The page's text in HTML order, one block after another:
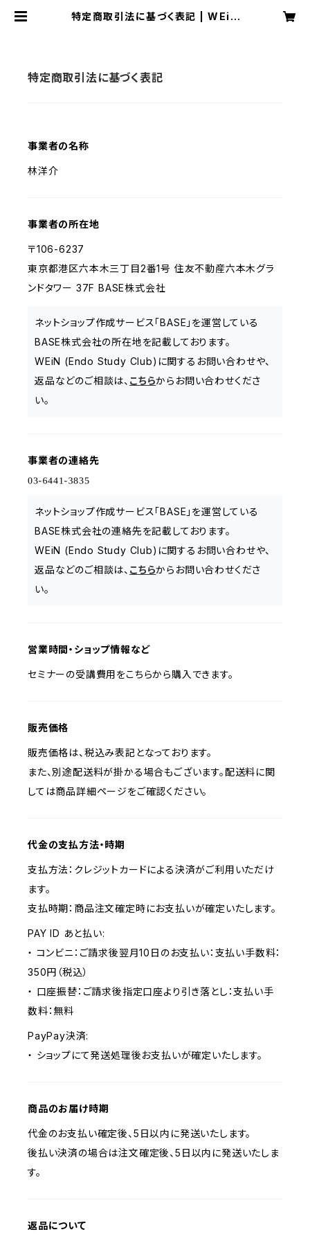
特定商取引法に基づく表記 | WEiN
特定商取引法に基づく表記
事業者の名称
林洋介
事業者の所在地
〒106-6237
東京都港区六本木三丁目2番1号 住友不動産六本木グラ
ンドタワー 37F BASE株式会社
ネットショップ作成サービス「BASE」を運営している
BASE株式会社の所在地を記載しております。
WEiN (Endo Study Club)に関するお問い合わせや、
返品などのご相談は、 こちらからお問い合わせくださ
い。
事業者の連絡先
ネットショップ作成サービス「BASE」を運営している
BASE株式会社の連絡先を記載しております。
WEiN (Endo Study Club)に関するお問い合わせや、
返品などのご相談は、 こちらからお問い合わせくださ
い。
営業時間・ショップ情報など
セミナーの受講費用をこちらから購入できます。
販売価格
販売価格は、税込み表記となっております。
また、別途配送料が掛かる場合もございます。配送料に関
しては商品詳細ページをご確認ください。
代金の支払方法・時期
支払方法：クレジットカードによる決済がご利用いただけ
ます。
支払時期：商品注文確定時にお支払いが確定いたします。
PAY ID あと払い:
・ コンビニ：ご請求後翌月10日のお支払い：支払い手数料：
350円（税込）
・ 口座振替：ご請求後指定口座より引き落とし：支払い手
数料：無料
PayPay決済:
・ ショップにて発送処理後お支払いが確定いたします。
商品のお届け時期
代金のお支払い確定後、5日以内に発送いたします。
後払い決済の場合は注文確定後、5日以内に発送いたしま
す。
返品について